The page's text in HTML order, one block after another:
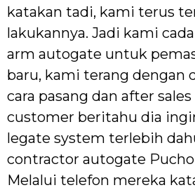
katakan tadi, kami terus
lakukannya. Jadi kami
arm autogate untuk
baru, kami terang dengan
cara pasang dan after
customer beritahu dia
legate system terlebih
contractor autogate
Melalui telefon mereka